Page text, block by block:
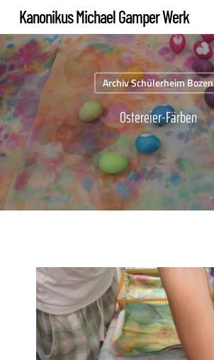
Skip
to
main
content
Kanonikus Michael Gamper Werk
Archiv Schülerheim Bozen
Ostereier-Färben